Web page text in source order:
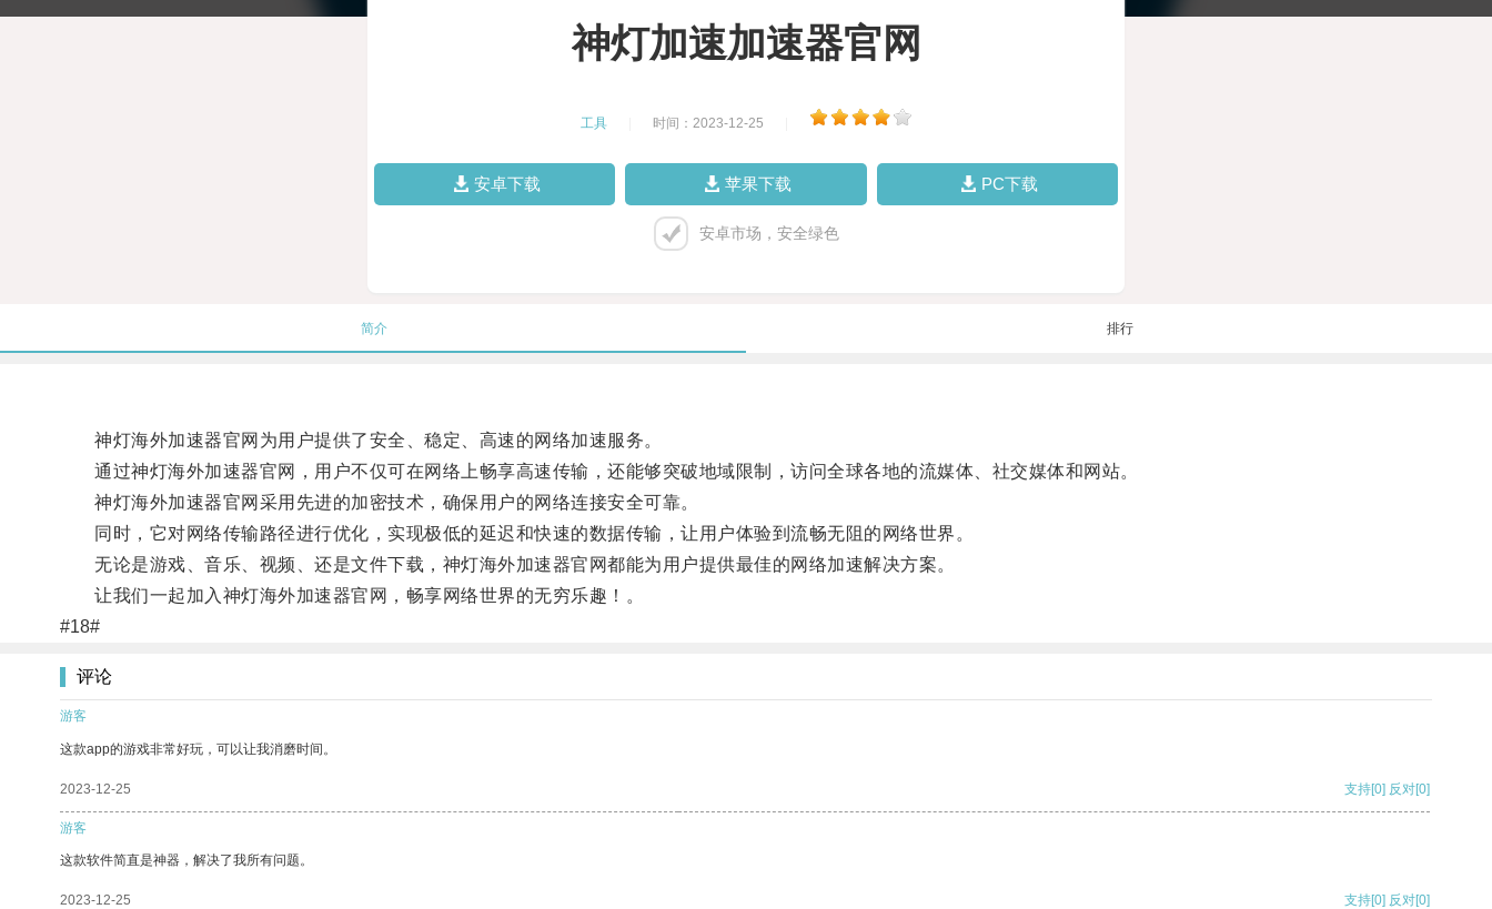
神灯加速加速器官网
工具 时间：2023-12-25
安卓下载 苹果下载 PC下载
安卓市场，安全绿色
简介 排行
神灯海外加速器官网为用户提供了安全、稳定、高速的网络加速服务。
通过神灯海外加速器官网，用户不仅可在网络上畅享高速传输，还能够突破地域限制，访问全球各地的流媒体、社交媒体和网站。
神灯海外加速器官网采用先进的加密技术，确保用户的网络连接安全可靠。
同时，它对网络传输路径进行优化，实现极低的延迟和快速的数据传输，让用户体验到流畅无阻的网络世界。
无论是游戏、音乐、视频、还是文件下载，神灯海外加速器官网都能为用户提供最佳的网络加速解决方案。
让我们一起加入神灯海外加速器官网，畅享网络世界的无穷乐趣！。
#18#
评论
游客
这款app的游戏非常好玩，可以让我消磨时间。
2023-12-25 支持[0] 反对[0]
游客
这款软件简直是神器，解决了我所有问题。
2023-12-25 支持[0] 反对[0]